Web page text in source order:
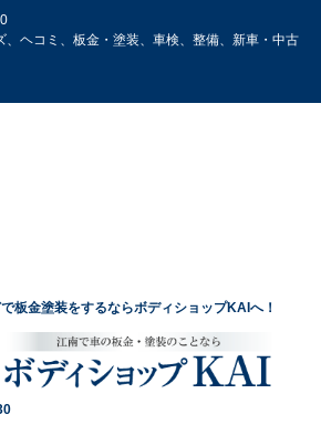
、ヘコミ、板金・塗装、車検、整備、新車・中古
板金塗装をするならボディショップKAIへ！